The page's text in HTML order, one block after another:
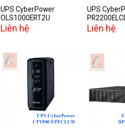
UPS CyberPower
OLS1000ERT2U
Liên hệ
UPS
Liên hệ
Add to
wishlist